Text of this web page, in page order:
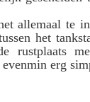
allemaal te
het
rustplaats
erg